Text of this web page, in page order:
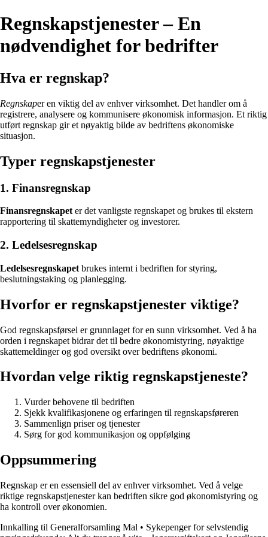
Regnskapstjenester – En
nødvendighet for bedrifter
Hva er regnskap?
Regnskaper en viktig del av enhver virksomhet. Det handler om å
registrere, analysere og kommunisere økonomisk informasjon. Et riktig
utført regnskap gir et nøyaktig bilde av bedriftens økonomiske
situasjon.
Typer regnskapstjenester
1. Finansregnskap
Finansregnskapet er det vanligste regnskapet og brukes til ekstern
rapportering til skattemyndigheter og investorer.
2. Ledelsesregnskap
Ledelsesregnskapet brukes internt i bedriften for styring,
beslutningstaking og planlegging.
Hvorfor er regnskapstjenester viktige?
God regnskapsførsel er grunnlaget for en sunn virksomhet. Ved å ha
orden i regnskapet bidrar det til bedre økonomistyring, nøyaktige
skattemeldinger og god oversikt over bedriftens økonomi.
Hvordan velge riktig regnskapstjeneste?
Vurder behovene til bedriften
Sjekk kvalifikasjonene og erfaringen til regnskapsføreren
Sammenlign priser og tjenester
Sørg for god kommunikasjon og oppfølging
Oppsummering
Regnskap er en essensiell del av enhver virksomhet. Ved å velge
riktige regnskapstjenester kan bedriften sikre god økonomistyring og
ha kontroll over økonomien.
Innkalling til Generalforsamling Mal • Sykepenger for selvstendig